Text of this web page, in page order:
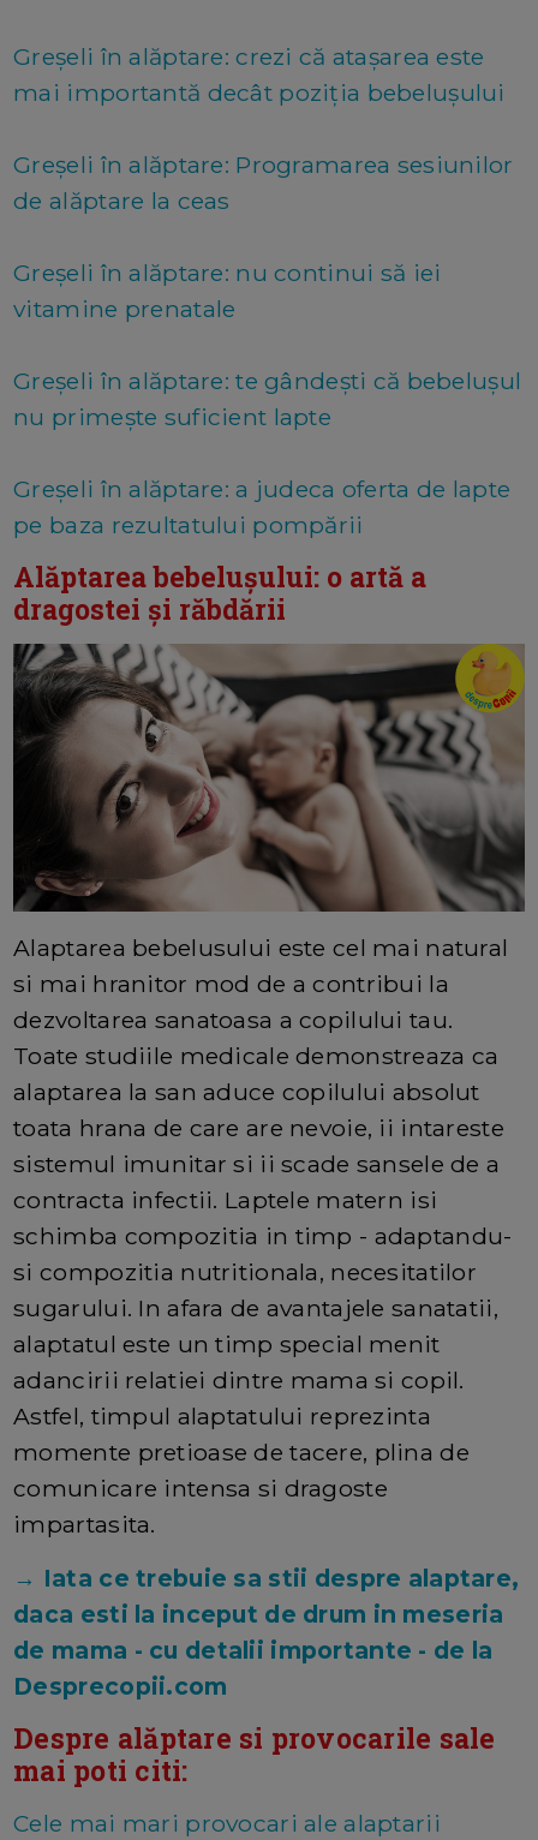
Greșeli în alăptare: crezi că atașarea este
mai importantă decât poziția bebelușului
Greșeli în alăptare: Programarea sesiunilor
de alăptare la ceas
Greșeli în alăptare: nu continui să iei
vitamine prenatale
Greșeli în alăptare: te gândești că bebelușul
nu primește suficient lapte
Greșeli în alăptare: a judeca oferta de lapte
pe baza rezultatului pompării
Alăptarea bebelușului: o artă a
dragostei și răbdării
Alaptarea bebelusului este cel mai natural
si mai hranitor mod de a contribui la
dezvoltarea sanatoasa a copilului tau.
Toate studiile medicale demonstreaza ca
alaptarea la san aduce copilului absolut
toata hrana de care are nevoie, ii intareste
sistemul imunitar si ii scade sansele de a
contracta infectii. Laptele matern isi
schimba compozitia in timp - adaptandu-
si compozitia nutritionala, necesitatilor
sugarului. In afara de avantajele sanatatii,
alaptatul este un timp special menit
adancirii relatiei dintre mama si copil.
Astfel, timpul alaptatului reprezinta
momente pretioase de tacere, plina de
comunicare intensa si dragoste
impartasita.
→ Iata ce trebuie sa stii despre alaptare,
daca esti la inceput de drum in meseria
de mama - cu detalii importante - de la
Desprecopii.com
Despre alăptare si provocarile sale
mai poti citi:
Cele mai mari provocari ale alaptarii